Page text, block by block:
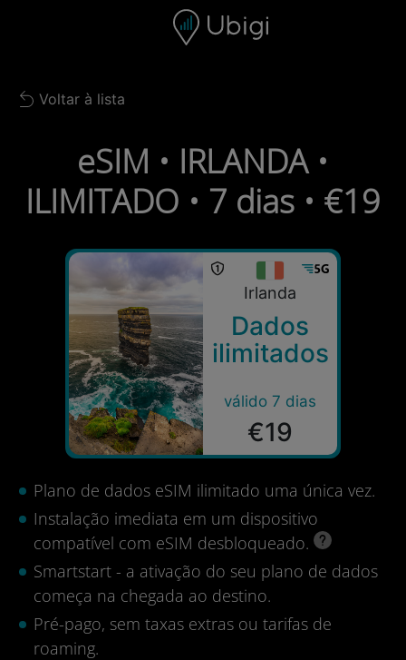
Barra de navegação
Back to list
Voltar à lista
eSIM • IRLANDA •
ILIMITADO • 7 dias • €19
Irlanda
Dados
ilimitados
válido 7 dias
€19
Plano de dados eSIM ilimitado uma única vez.
Instalação imediata em um dispositivo
compatível com eSIM desbloqueado.
Smartstart - a ativação do seu plano de dados
começa na chegada ao destino.
Pré-pago, sem taxas extras ou tarifas de
roaming.